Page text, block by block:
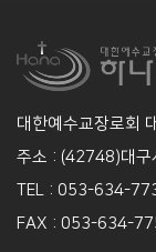
대한예수교장로회
주소 : (42748)대구
TEL : 053-634-
FAX : 053-634-